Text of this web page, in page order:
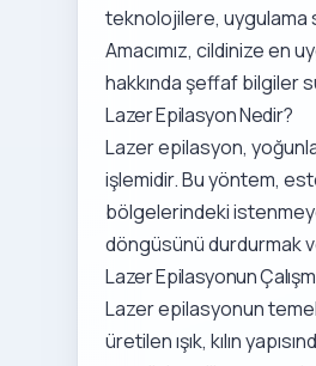
teknolojilere, uygulama
Amacımız, cildinize en
hakkında şeffaf bilgiler
Lazer Epilasyon Nedir?
Lazer epilasyon,
işlemidir. Bu yöntem,
bölgelerindeki
döngüsünü durdurmak
Lazer Epilasyonun
Lazer epilasyonun
üretilen ışık, kılın